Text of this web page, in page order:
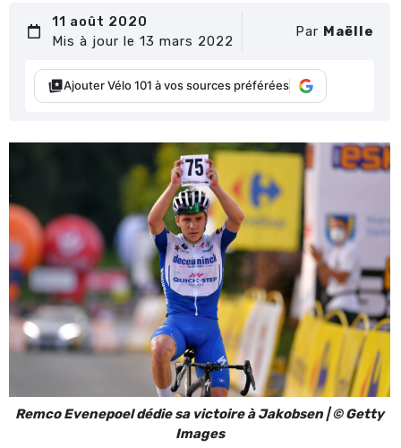
11 août 2020
Mis à jour le 13 mars 2022
Par Maëlle
Ajouter Vélo 101 à vos sources préférées
Remco Evenepoel dédie sa victoire à Jakobsen | © Getty
Images